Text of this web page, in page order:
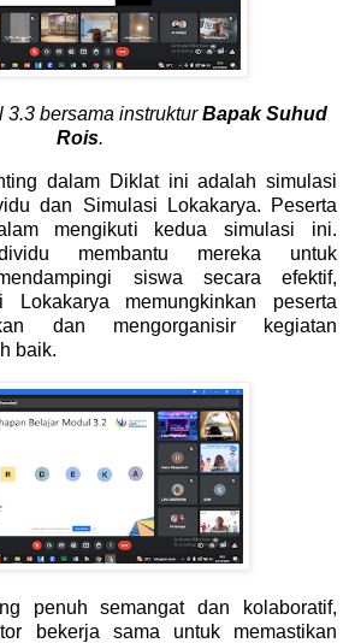
3.3 bersama instruktur Bapak Suhud
Rois.
dalam Diklat ini adalah simulasi
dan Simulasi Lokakarya. Peserta
mengikuti kedua simulasi ini.
membantu mereka untuk
siswa secara efektif,
Lokakarya memungkinkan peserta
dan mengorganisir kegiatan
baik.
penuh semangat dan kolaboratif,
bekerja sama untuk memastikan